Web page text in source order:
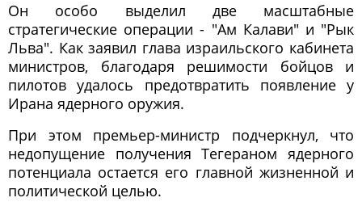
Он особо выделил две масштабные
стратегические операции - "Ам Калави" и "Рык
Льва". Как заявил глава израильского кабинета
министров, благодаря решимости бойцов и
пилотов удалось предотвратить появление у
Ирана ядерного оружия.
При этом премьер-министр подчеркнул, что
недопущение получения Тегераном ядерного
потенциала остается его главной жизненной и
политической целью.